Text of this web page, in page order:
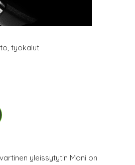
, työkalut
yleissytytin Moni on